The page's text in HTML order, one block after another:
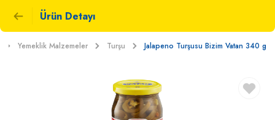
Ürün Detayı
Yemeklik Malzemeler Turşu Jalapeno Turşusu Bizim Vatan 340 g